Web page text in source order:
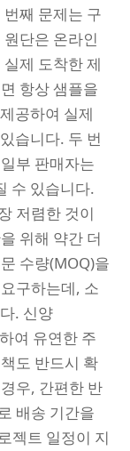
째 문제는 구
단은 온라인
제 도착한 제
항상 샘플을
공하여 실제
습니다. 두 번
부 판매자는
수 있습니다.
저렴한 것이
위해 약간 더
수량(MOQ)을
구하는데, 소
. 신양
여 유연한 주
도 반드시 확
우, 간편한 반
배송 기간을
젝트 일정이 지